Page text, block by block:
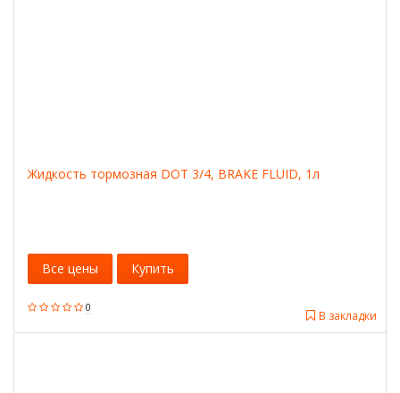
Жидкость тормозная DOT 3/4, BRAKE FLUID, 1л
0
В закладки
Все цены Купить